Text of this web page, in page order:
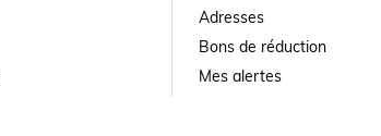
Adresses
Bons de réduction
Mes alertes